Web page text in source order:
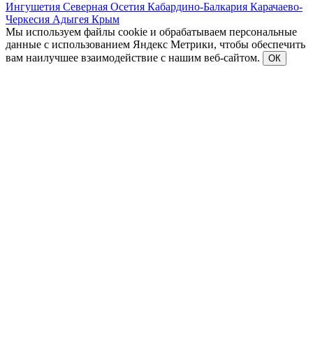
Ингушетия Северная Осетия Кабардино-Балкария Карачаево-
Черкесия Адыгея Крым
Мы используем файлы cookie и обрабатываем персональные
данные с использованием Яндекс Метрики, чтобы обеспечить
вам наилучшее взаимодействие с нашим веб-сайтом.
ОК